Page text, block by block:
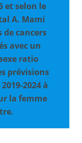
et selon le
A. Mami
de cancers
avec un
ratio
prévisions
2024 à
la femme